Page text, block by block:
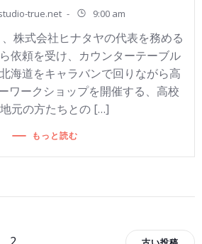
true.net - 9:00 am
株式会社ヒナタヤの代表を務める
依頼を受け、カウンターテーブル
海道をキャラバンで回りながら高
ワークショップを開催する、高校
元の方たちとの […]
もっと読む
ペ